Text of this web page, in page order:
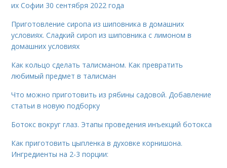
их Софии 30 сентября 2022 года
Приготовление сиропа из шиповника в домашних
условиях. Сладкий сироп из шиповника с лимоном в
домашних условиях
Как кольцо сделать талисманом. Как превратить
любимый предмет в талисман
Что можно приготовить из рябины садовой. Добавление
статьи в новую подборку
Ботокс вокруг глаз. Этапы проведения инъекций ботокса
Как приготовить цыпленка в духовке корнишона.
Ингредиенты на 2-3 порции: